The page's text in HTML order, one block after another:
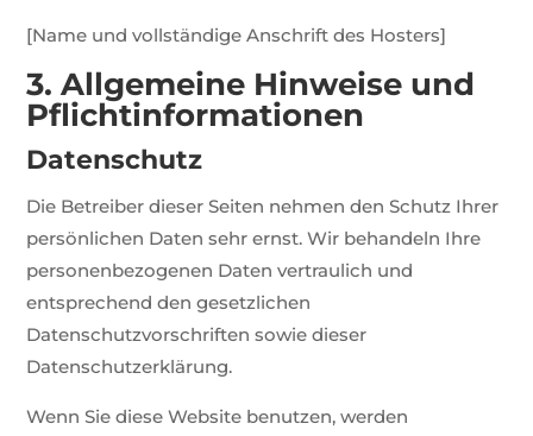
[Name und vollständige Anschrift des Hosters]
3. Allgemeine Hinweise und
Pflicht­informationen
Datenschutz
Die Betreiber dieser Seiten nehmen den Schutz Ihrer
persönlichen Daten sehr ernst. Wir behandeln Ihre
personenbezogenen Daten vertraulich und
entsprechend den gesetzlichen
Datenschutzvorschriften sowie dieser
Datenschutzerklärung.
Wenn Sie diese Website benutzen, werden